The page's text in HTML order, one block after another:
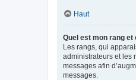
Haut
Quel est mon rang
Les rangs, qui
administrateurs et les
messages afin
messages.